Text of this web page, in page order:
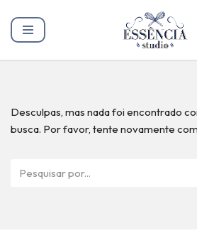
Pular
Desculpas, mas nada foi encontrado
busca. Por favor, tente novamente